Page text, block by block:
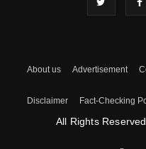
About us Advertisement
Disclaimer Fact-Checking
All Rights Reserved